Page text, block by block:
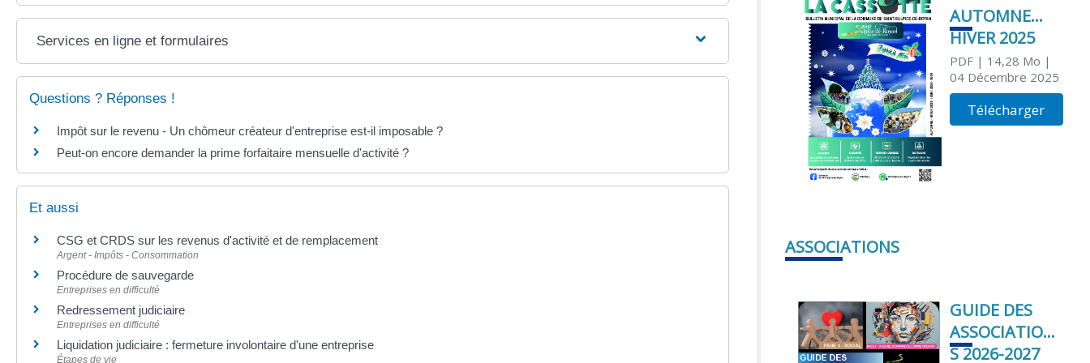
Services en ligne et formulaires
Questions ? Réponses !
Impôt sur le revenu - Un chômeur créateur d'entreprise est-il imposable ?
Peut-on encore demander la prime forfaitaire mensuelle d'activité ?
Et aussi
CSG et CRDS sur les revenus d'activité et de remplacement
Argent - Impôts - Consommation
Procédure de sauvegarde
Entreprises en difficulté
Redressement judiciaire
Entreprises en difficulté
Liquidation judiciaire : fermeture involontaire d'une entreprise
Étapes de vie
AUTOMNE
HIVER 2025
PDF| 14,28 Mo |
04 Décembre 2025
Télécharger
ASSOCIATIONS
GUIDE DES
ASSOCIATION
S 2026-2027